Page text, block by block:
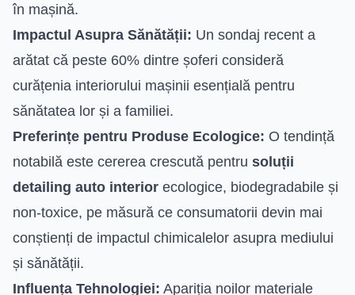
în mașină.
Impactul Asupra Sănătății: Un sondaj recent a
arătat că peste 60% dintre șoferi consideră
curățenia interiorului mașinii esențială pentru
sănătatea lor și a familiei.
Preferințe pentru Produse Ecologice: O tendință
notabilă este cererea crescută pentru soluții
detailing auto interior ecologice, biodegradabile și
non-toxice, pe măsură ce consumatorii devin mai
conștienți de impactul chimicalelor asupra mediului
și sănătății.
Influența Tehnologiei: Apariția noilor materiale